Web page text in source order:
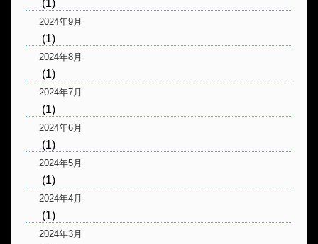
(1)
2024年9月
(1)
2024年8月
(1)
2024年7月
(1)
2024年6月
(1)
2024年5月
(1)
2024年4月
(1)
2024年3月